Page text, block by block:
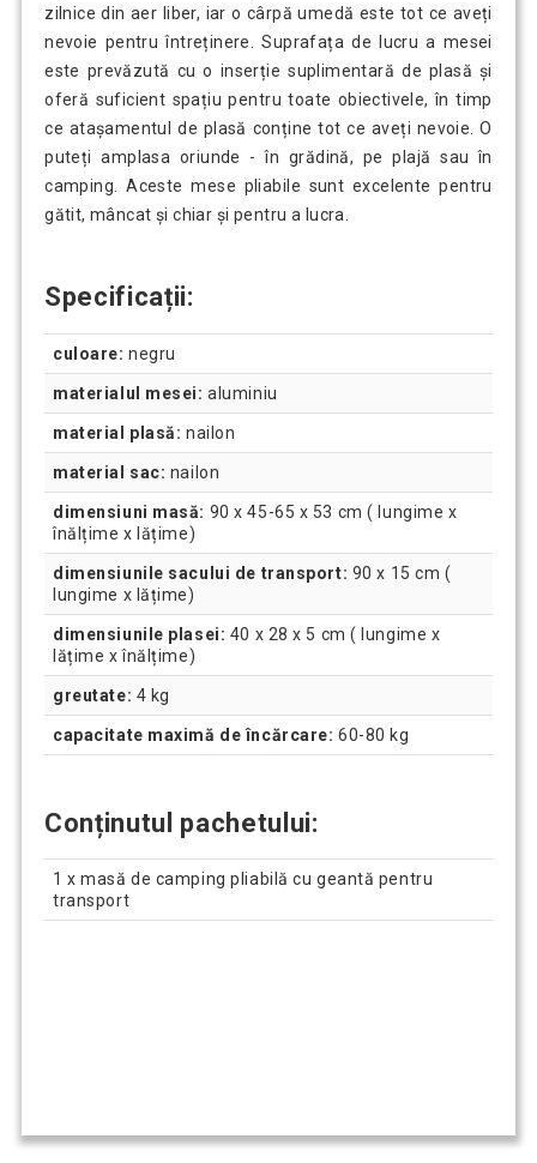
zilnice din aer liber, iar o cârpă umedă este tot ce aveți
nevoie pentru întreținere. Suprafața de lucru a mesei
este prevăzută cu o inserție suplimentară de plasă și
oferă suficient spațiu pentru toate obiectivele, în timp
ce atașamentul de plasă conține tot ce aveți nevoie. O
puteți amplasa oriunde - în grădină, pe plajă sau în
camping. Aceste mese pliabile sunt excelente pentru
gătit, mâncat și chiar și pentru a lucra.
Specificații:
culoare: negru
materialul mesei: aluminiu
material plasă: nailon
material sac: nailon
dimensiuni masă: 90 x 45-65 x 53 cm ( lungime x
înălțime x lățime)
dimensiunile sacului de transport: 90 x 15 cm (
lungime x lățime)
dimensiunile plasei: 40 x 28 x 5 cm ( lungime x
lățime x înălțime)
greutate: 4 kg
capacitate maximă de încărcare: 60-80 kg
Conținutul pachetului:
1 x masă de camping pliabilă cu geantă pentru
transport